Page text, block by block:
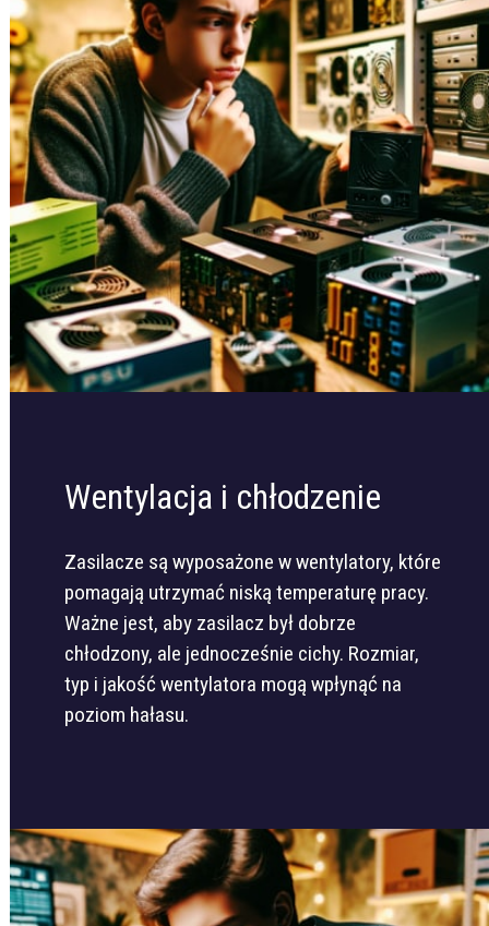
Wentylacja i chłodzenie
Zasilacze są wyposażone w wentylatory, które
pomagają utrzymać niską temperaturę pracy.
Ważne jest, aby zasilacz był dobrze
chłodzony, ale jednocześnie cichy. Rozmiar,
typ i jakość wentylatora mogą wpłynąć na
poziom hałasu.